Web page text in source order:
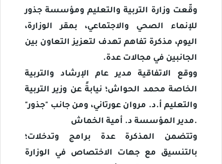
وقّعت وزارة التربية والتعليم ومؤسسة جذور
للإنماء الصحي والاجتماعي، بمقر الوزارة،
اليوم، مذكرة تفاهم تهدف لتعزيز التعاون بين
الجانبين في مجالات عدة.
ووقع الاتفاقية مدير عام الإرشاد والتربية
الخاصة محمد الحواش؛ نيابةً عن وزير التربية
والتعليم أ.د. مروان عورتاني، ومن جانب "جذور"
مدير المؤسسة د. أمية الخماش.
وتتضمن المذكرة عدة برامج وتدخلات؛
بالتنسيق مع جهات الاختصاص في الوزارة